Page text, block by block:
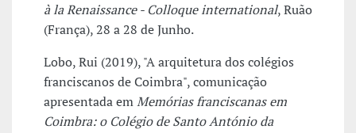
à la Renaissance - Colloque international, Ruão
(França), 28 a 28 de Junho.
Lobo, Rui (2019), "A arquitetura dos colégios
franciscanos de Coimbra", comunicação
apresentada emMemórias franciscanas em
Coimbra: o Colégio de Santo António da